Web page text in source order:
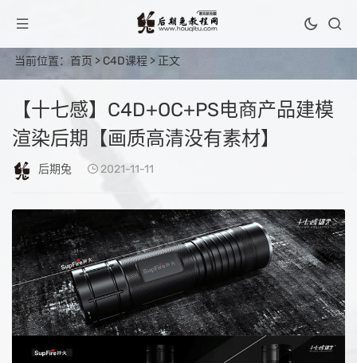
当前位置： 首页 >C4D课程 > 正文
【十七感】C4D+OC+PS电商产品建模
渲染后期【画质高清没有素材】
后期兔 2021-11-11